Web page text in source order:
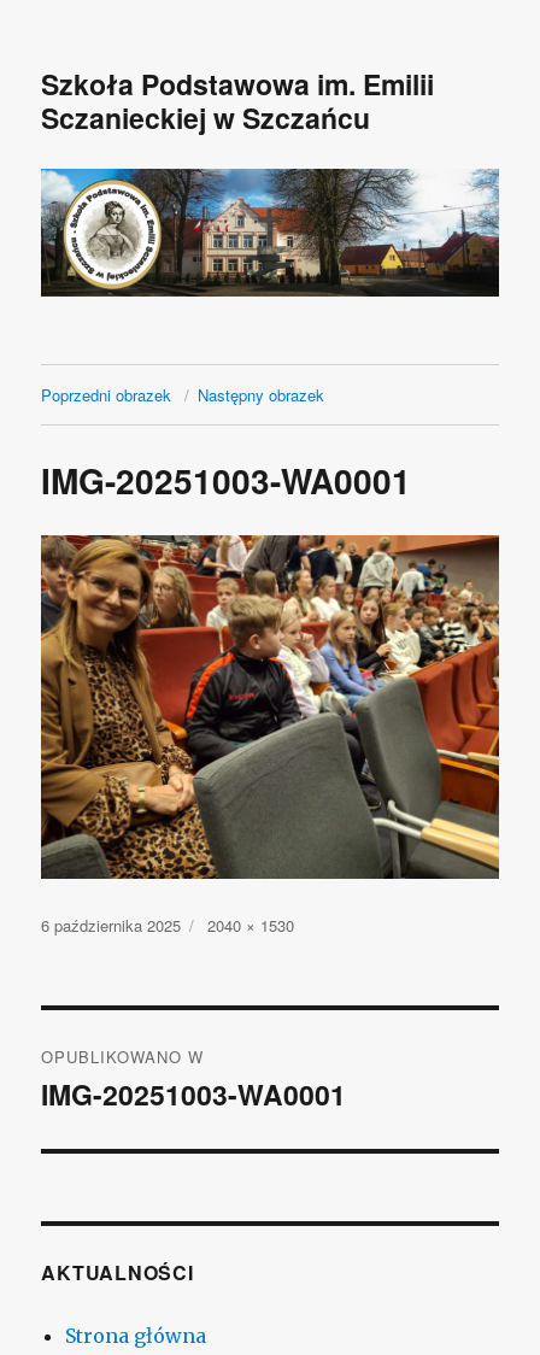
Szkoła Podstawowa im. Emilii
Sczanieckiej w Szczańcu
Poprzedni obrazek Następny obrazek
IMG-20251003-WA0001
Opublikowano
6 października 2025
Pełny
2040 × 1530
wpisu
OPUBLIKOWANO W
IMG-20251003-WA0001
AKTUALNOŚCI
Strona główna